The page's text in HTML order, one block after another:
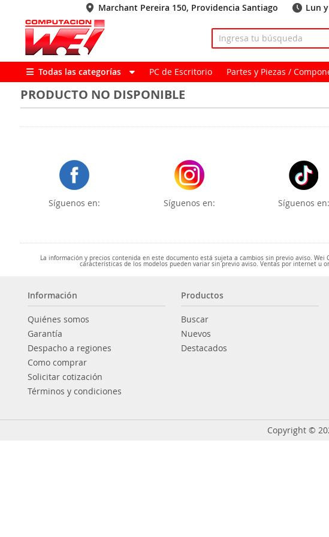
Marchant Pereira 150, Providencia Santiago Lun
Todas las categorías PC de Escritorio Partes y Piezas /
PRODUCTO NO DISPONIBLE
Síguenos en: Síguenos en: Síguenos en:
La información y precios contenida en este documento está sujeta a cambios sin previo aviso.
características de los modelos pueden variar sin previo aviso. Ventas por internet u
Información
Quiénes somos
Garantía
Despacho a regiones
Como comprar
Solicitar cotización
Términos y condiciones
Productos
Buscar
Nuevos
Destacados
Copyright ©